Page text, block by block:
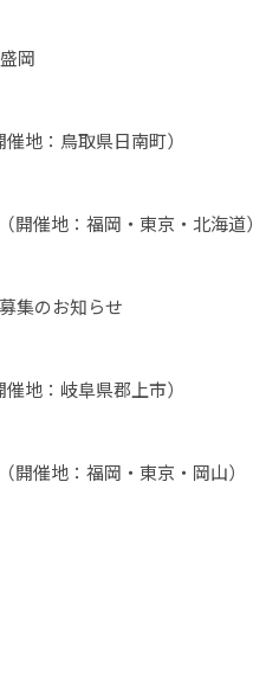
岡
地：鳥取県日南町）
催地：福岡・東京・北海道）
集のお知らせ
地：岐阜県郡上市）
催地：福岡・東京・岡山）